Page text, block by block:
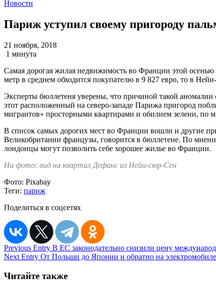
Новости
Париж уступил своему пригороду
21 ноября, 2018
1 минута
Самая дорогая жилая недвижимость во Франции этой
метр в среднем обходится покупателю в 9 827 евро, то в
Эксперты бюллетеня уверены, что причиной такой
этот расположенный на северо-западе Парижа пригород
мигрантов» просторными квартирами и обилием зелени, по
В список самых дорогих мест во Франции вошли и другие
Великобритании французы, говорится в бюллетене. По
лондонцы могут позволить себе хорошее жилье во Франции.
На фото: вид на квартал Дефанс из Нейи-сюр-Сен
Фото: Pixabay
Теги: париж
Поделиться в соцсетях
Навигация
по
записям
Previous Entry В ЕС законодательно снизили цену
Next Entry От Польши до Японии и обратно на
Читайте также